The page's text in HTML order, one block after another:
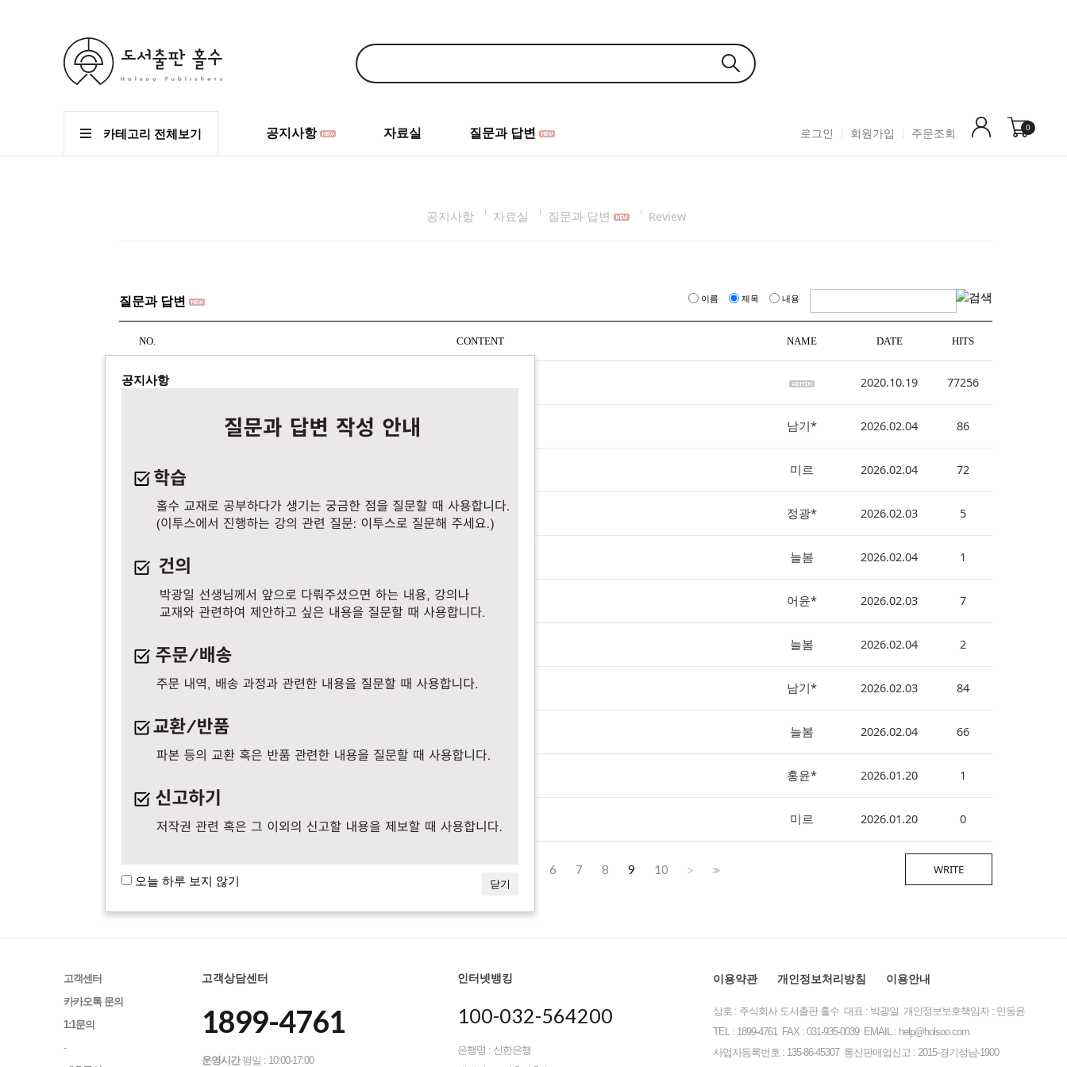
카테고리 전체보기 공지사항 자료실 질문과 답변 로그인 회원가입 주문조회 0
공지사항 자료실 질문과 답변 Review
질문과 답변 이름 제목 내용
NO. CONTENT NAME DATE HITS
2020.10.19 77256
[배송/반품] 책이 2권 배송 됐습니다 남기* 2026.02.04 86
21770 미르 2026.02.04 72
21769 [학습] 2026 수능대비 홀수 옛기출 문학편 정광* 2026.02.03 5
21768 늘봄 2026.02.04 1
21767 [건의] 홀수 기출 N회독 평가원 모의고사관련 건의사항 어윤* 2026.02.03 7
21766 늘봄 2026.02.04 2
21765 [학습] 홀수 기출 평가원 최신 독서 질문 남기* 2026.02.03 84
21764 늘봄 2026.02.04 66
홍윤* 2026.01.20 1
21762 [배송/반품] 책이 두 번 배송됐어요 미르 2026.01.20 0
WRITE
6 7 8 9 10 > >>
고객센터
카카오톡 문의
1:1문의
-
고객상담센터
1899-4761
운영시간평일 : 10:00-17:00
인터넷뱅킹
100-032-564200
은행명 : 신한은행
이용약관 개인정보처리방침 이용안내
상호 : 주식회사 도서출판 홀수 대표 : 박광일 개인정보보호책임자 : 민동윤
TEL : 1899-4761 FAX : 031-935-0039 EMAIL : help@holsoo.com
사업자등록번호 : 135-86-45307 통신판매업신고 : 2015-경기성남-1900
공지사항
오늘 하루 보지 않기 닫기